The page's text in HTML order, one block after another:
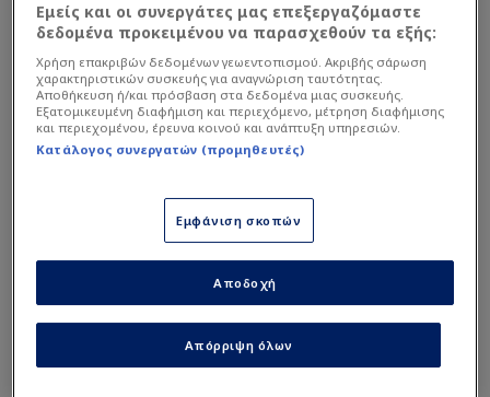
Ο Άρνε Σλοτ, μόλις στη δεύτερη χρονιά του στον
μεγαλύτερο δίλημμα της θητείας του: μπορεί να
αναστρέψει την κατάσταση ή η Λίβερπουλ οδεύει
σε νέα αλλαγή εποχής;
Διαβάστε επίσης...
Εμείς και οι συνεργάτες μας επεξεργαζόμαστε
δεδομένα προκειμένου να παρασχεθούν τα εξής:
Χρήση επακριβών δεδομένων γεωεντοπισμού. Ακριβής σάρωση
χαρακτηριστικών συσκευής για αναγνώριση ταυτότητας.
Αποθήκευση ή/και πρόσβαση στα δεδομένα μιας συσκευής.
Εξατομικευμένη διαφήμιση και περιεχόμενο, μέτρηση διαφήμισης
και περιεχομένου, έρευνα κοινού και ανάπτυξη υπηρεσιών.
Κατάλογος συνεργατών (προμηθευτές)
Εμφάνιση σκοπών
Απόρριψη όλων
Αποδοχή